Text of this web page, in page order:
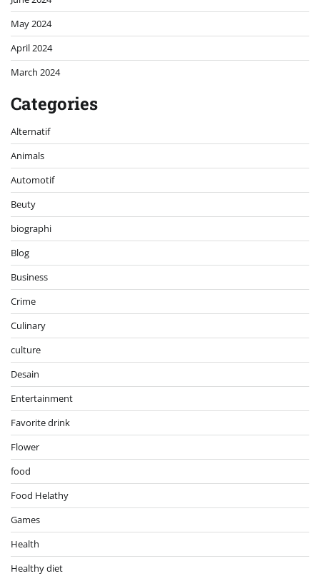
May 2024
April 2024
March 2024
Categories
Alternatif
Animals
Automotif
Beuty
biographi
Blog
Business
Crime
Culinary
culture
Desain
Entertainment
Favorite drink
Flower
food
Food Helathy
Games
Health
Healthy diet